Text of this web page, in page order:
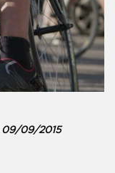
09/09/2015